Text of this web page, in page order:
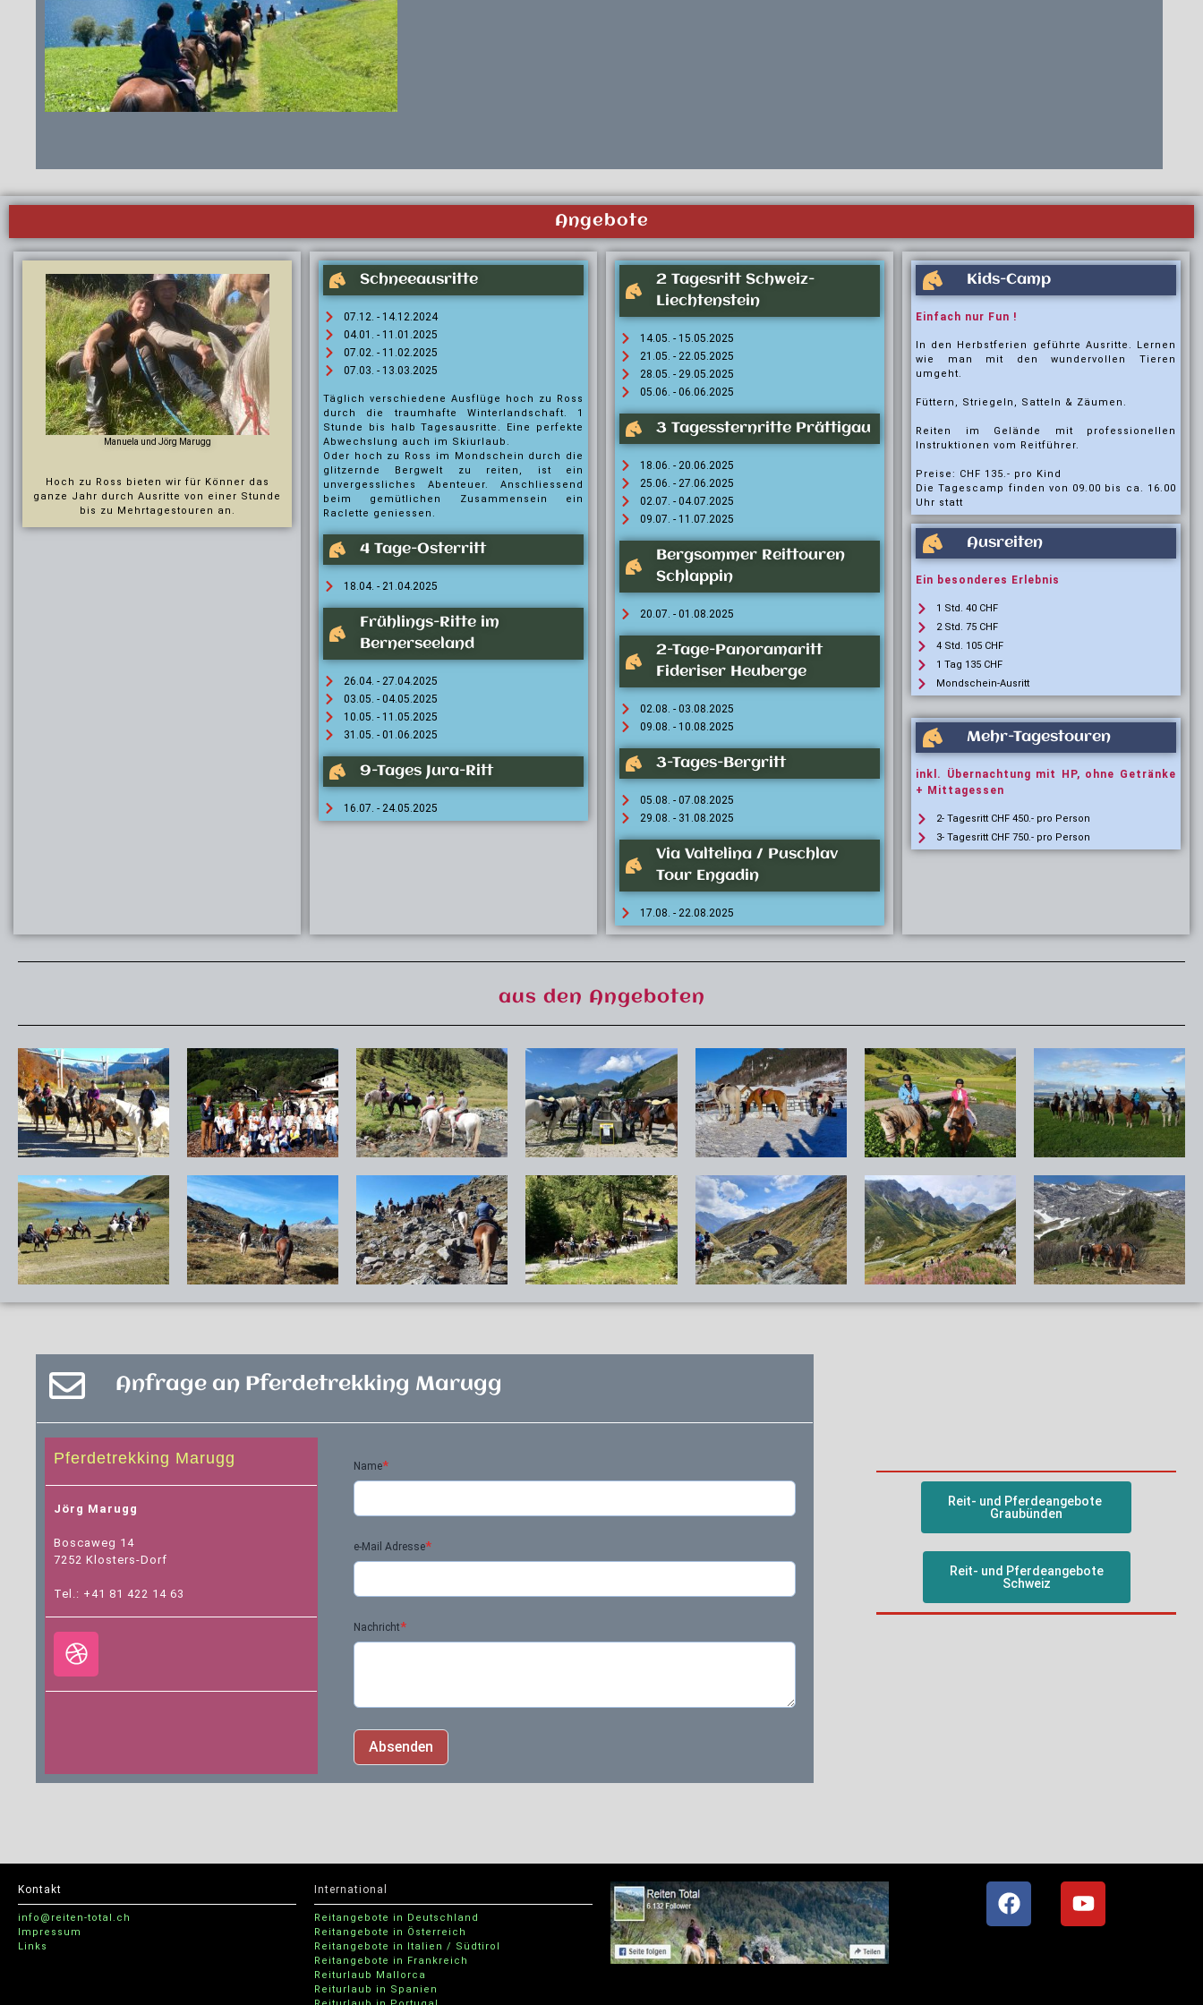
Angebote
Manuela und Jörg Marugg
Hoch zu Ross bieten wir für Könner das
ganze Jahr durch Ausritte von einer Stunde
bis zu Mehrtagestouren an.
Schneeausritte
07.12. - 14.12.2024
04.01. - 11.01.2025
07.02. - 11.02.2025
07.03. - 13.03.2025
Täglich verschiedene Ausflüge hoch zu Ross
durch die traumhafte Winterlandschaft. 1
Stunde bis halb Tagesausritte. Eine perfekte
Abwechslung auch im Skiurlaub.
Oder hoch zu Ross im Mondschein durch die
glitzernde Bergwelt zu reiten, ist ein
unvergessliches Abenteuer. Anschliessend
beim gemütlichen Zusammensein ein
Raclette geniessen.
4 Tage-Osterritt
18.04. - 21.04.2025
Frühlings-Ritte im
Bernerseeland
26.04. - 27.04.2025
03.05. - 04.05.2025
10.05. - 11.05.2025
31.05. - 01.06.2025
9-Tages Jura-Ritt
16.07. - 24.05.2025
2 Tagesritt Schweiz-
Liechtenstein
14.05. - 15.05.2025
21.05. - 22.05.2025
28.05. - 29.05.2025
05.06. - 06.06.2025
3 Tagessternritte Prättigau
18.06. - 20.06.2025
25.06. - 27.06.2025
02.07. - 04.07.2025
09.07. - 11.07.2025
Bergsommer Reittouren
Schlappin
20.07. - 01.08.2025
2-Tage-Panoramaritt
Fideriser Heuberge
02.08. - 03.08.2025
09.08. - 10.08.2025
3-Tages-Bergritt
05.08. - 07.08.2025
29.08. - 31.08.2025
Via Valtelina / Puschlav
Tour Engadin
17.08. - 22.08.2025
Kids-Camp
Einfach nur Fun !
In den Herbstferien geführte Ausritte. Lernen
wie man mit den wundervollen Tieren
umgeht.
Füttern, Striegeln, Satteln & Zäumen.
Reiten im Gelände mit professionellen
Instruktionen vom Reitführer.
Preise: CHF 135.- pro Kind
Die Tagescamp finden von 09.00 bis ca. 16.00
Uhr statt
Ausreiten
Ein besonderes Erlebnis
1 Std. 40 CHF
2 Std. 75 CHF
4 Std. 105 CHF
1 Tag 135 CHF
Mondschein-Ausritt
Mehr-Tagestouren
inkl. Übernachtung mit HP, ohne Getränke
+ Mittagessen
2- Tagesritt CHF 450.- pro Person
3- Tagesritt CHF 750.- pro Person
aus den Angeboten
Anfrage an Pferdetrekking Marugg
Pferdetrekking Marugg
Jörg Marugg
Boscaweg 14
7252 Klosters-Dorf
Tel.: +41 81 422 14 63
Name*
e-Mail Adresse*
Nachricht*
Absenden
Reit- und Pferdeangebote
Graubünden
Reit- und Pferdeangebote
Schweiz
Kontakt
info@reiten-total.ch
Impressum
Links
International
Reitangebote in Deutschland
Reitangebote in Österreich
Reitangebote in Italien / Südtirol
Reitangebote in Frankreich
Reiturlaub Mallorca
Reiturlaub in Spanien